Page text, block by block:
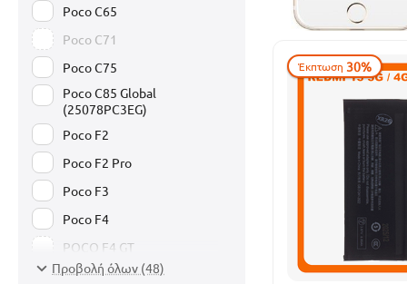
Έκπτωση 30%
Poco C65
Poco C71
Poco C75
Poco C85 Global
(25078PC3EG)
Poco F2
Poco F2 Pro
Poco F3
Poco F4
POCO F4 GT
Poco F5
Προβολή όλων (48)